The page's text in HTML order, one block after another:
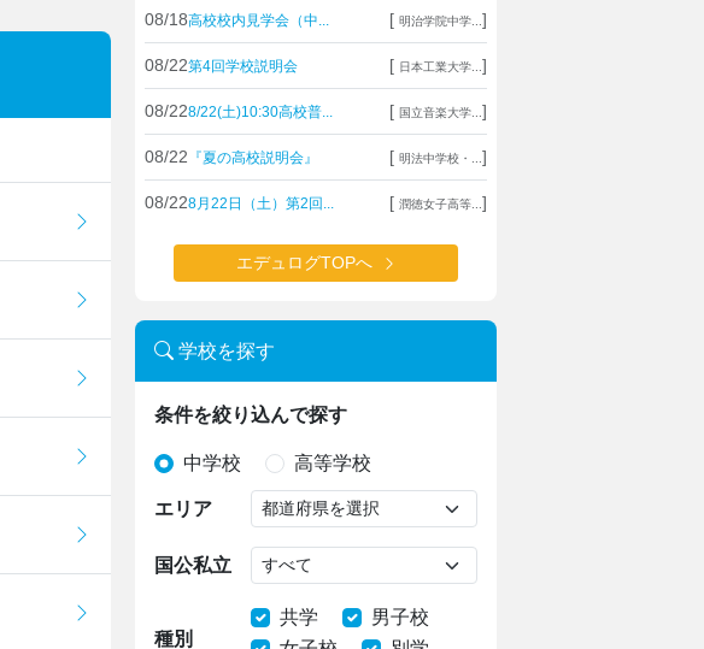
08/18高校校内見学会（中... [ 明治学院中学... ]
08/22第4回学校説明会 [ 日本工業大学... ]
08/228/22(土)10:30高校普... [ 国立音楽大学... ]
08/22 『夏の高校説明会』 [ 明法中学校・... ]
08/228月22日（土）第2回... [ 潤徳女子高等... ]
エデュログTOPへ
学校を探す
条件を絞り込んで探す
中学校 高等学校
エリア
国公私立
種別
共学
男子校